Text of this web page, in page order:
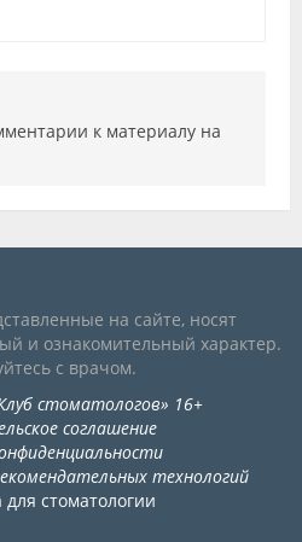
к материалу на
на сайте, носят
и ознакомительный характер.
с врачом.
стоматологов» 16+
соглашение
технологий
стоматологии